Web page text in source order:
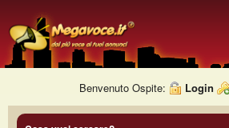
Benvenuto Ospite: Login